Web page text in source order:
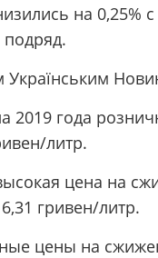
на 0,25%
Українським
2019 года
литр.
цена на
гривен/литр.
цены на